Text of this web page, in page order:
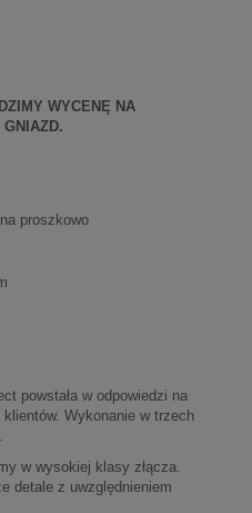
WYCENĘ NA
GNIAZD.
proszkowo
powstała w odpowiedzi na
Wykonanie w trzech
w wysokiej klasy złącza.
detale z uwzględnieniem